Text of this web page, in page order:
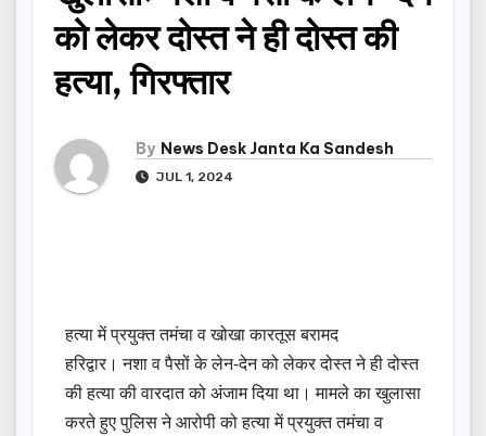
को लेकर दोस्त ने ही दोस्त की
हत्या, गिरफ्तार
By News Desk Janta Ka Sandesh
JUL 1, 2024
हत्या में प्रयुक्त तमंचा व खोखा कारतूस बरामद
हरिद्वार। नशा व पैसों के लेन-देन को लेकर दोस्त ने ही दोस्त
की हत्या की वारदात को अंजाम दिया था। मामले का खुलासा
करते हुए पुलिस ने आरोपी को हत्या में प्रयुक्त तमंचा व